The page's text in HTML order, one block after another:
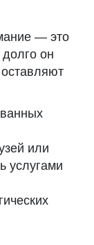
— это
он
или
услугами